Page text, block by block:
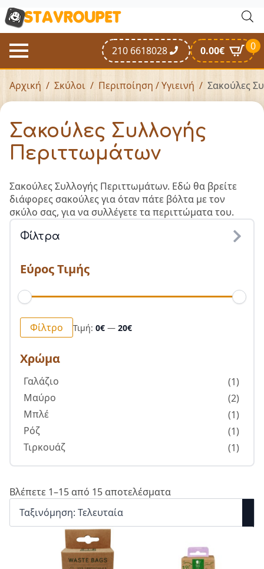
210 6618028 0.00€ 0
Αρχική Σκύλοι Περιποίηση / Υγιεινή Σακούλες
Σακούλες Συλλογής
Περιττωμάτων
Σακούλες Συλλογής Περιττωμάτων. Εδώ θα βρείτε
διάφορες σακούλες για όταν πάτε βόλτα με τον
σκύλο σας, για να συλλέγετε τα περιττώματα του.
Φίλτρα
Εύρος Τιμής
Ελάχιστη
τιμή
Μέγιστη
τιμή
Φίλτρο Τιμή: 0€ — 20€
Χρώμα
Γαλάζιο
(1)
Μαύρο
(2)
Μπλέ
(1)
Ρόζ
(1)
Τιρκουάζ
(1)
Βλέπετε 1–15 από 15 αποτελέσματα